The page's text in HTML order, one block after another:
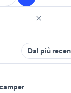
Dal più